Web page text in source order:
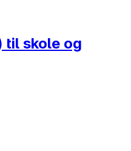
til skole og